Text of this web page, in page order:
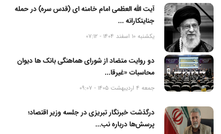
آیت الله العظمی امام خامنه ای (قدس سره) در حمله
جنایتکارانه ...
یکشنبه 10 اسفند 1404 - 07:12
دو روایت متضاد از شورای هماهنگی بانک ها دیوان
محاسبات «غیرقا...
جمعه 4 اردیبهشت 1405 - 09:07
درگذشت خبرنگار تبریزی در جلسه وزیر اقتصاد؛
پرسش‌ها درباره نب...